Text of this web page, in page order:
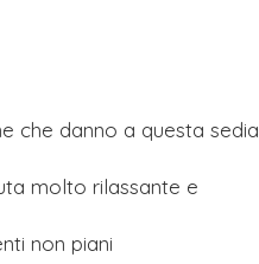
che danno a questa sedia
molto rilassante e
non piani